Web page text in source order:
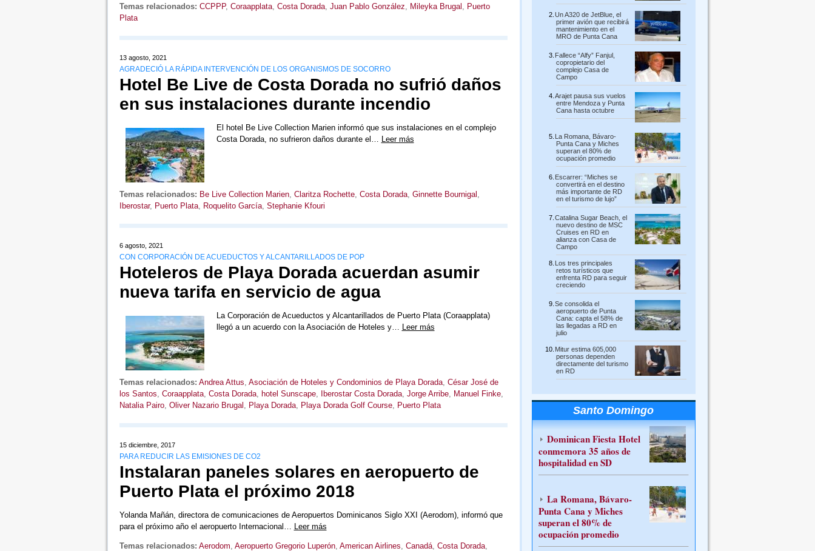
Temas relacionados: CCPPP, Coraapplata, Costa Dorada, Juan Pablo González, Mileyka Brugal , Puerto
Plata
13 agosto, 2021
AGRADECIÓ LA RÁPIDA INTERVENCIÓN DE LOS ORGANISMOS DE SOCORRO
Hotel Be Live de Costa Dorada no sufrió daños
en sus instalaciones durante incendio
El hotel Be Live Collection Marien informó que sus instalaciones en el complejo
Costa Dorada, no sufrieron daños durante el… Leer más
Temas relacionados: Be Live Collection Marien, Claritza Rochette, Costa Dorada, Ginnette Bournigal ,
Iberostar, Puerto Plata, Roquelito García, Stephanie Kfouri
6 agosto, 2021
CON CORPORACIÓN DE ACUEDUCTOS Y ALCANTARILLADOS DE POP
Hoteleros de Playa Dorada acuerdan asumir
nueva tarifa en servicio de agua
La Corporación de Acueductos y Alcantarillados de Puerto Plata (Coraapplata)
llegó a un acuerdo con la Asociación de Hoteles y… Leer más
Temas relacionados: Andrea Attus, Asociación de Hoteles y Condominios de Playa Dorada, César José de
los Santos, Coraapplata, Costa Dorada, hotel Sunscape, Iberostar Costa Dorada, Jorge Arribe, Manuel Finke,
Natalia Pairo, Oliver Nazario Brugal , Playa Dorada, Playa Dorada Golf Course, Puerto Plata
15 diciembre, 2017
PARA REDUCIR LAS EMISIONES DE CO2
Instalaran paneles solares en aeropuerto de
Puerto Plata el próximo 2018
Yolanda Mañán, directora de comunicaciones de Aeropuertos Dominicanos Siglo XXI (Aerodom), informó que
para el próximo año el aeropuerto Internacional… Leer más
Temas relacionados: Aerodom, Aeropuerto Gregorio Luperón, American Airlines, Canadá, Costa Dorada,
Un A320 de JetBlue, el
primer avión que recibirá
mantenimiento en el
MRO de Punta Cana
Fallece “Alfy” Fanjul,
copropietario del
complejo Casa de
Campo
Arajet pausa sus vuelos
entre Mendoza y Punta
Cana hasta octubre
La Romana, Bávaro-
Punta Cana y Miches
superan el 80% de
ocupación promedio
Escarrer: “Miches se
convertirá en el destino
más importante de RD
en el turismo de lujo”
Catalina Sugar Beach, el
nuevo destino de MSC
Cruises en RD en
alianza con Casa de
Campo
Los tres principales
retos turísticos que
enfrenta RD para seguir
creciendo
Se consolida el
aeropuerto de Punta
Cana: capta el 58% de
las llegadas a RD en
julio
Mitur estima 605,000
personas dependen
directamente del turismo
en RD
Santo Domingo
Dominican Fiesta Hotel
conmemora 35 años de
hospitalidad en SD
La Romana, Bávaro-
Punta Cana y Miches
superan el 80% de
ocupación promedio